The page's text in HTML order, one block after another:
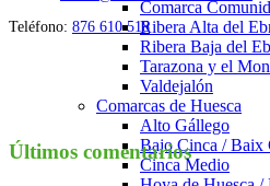
Comarca
Ribera Alta del
Ribera Baja del
Tarazona y el
Valdejalón
Comarcas de Huesca
Alto Gállego
Bajo Cinca / Baix
Cinca Medio
Teléfono: 876 610 518
Últimos comentarios